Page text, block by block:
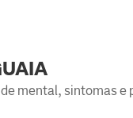
mental, sintomas e